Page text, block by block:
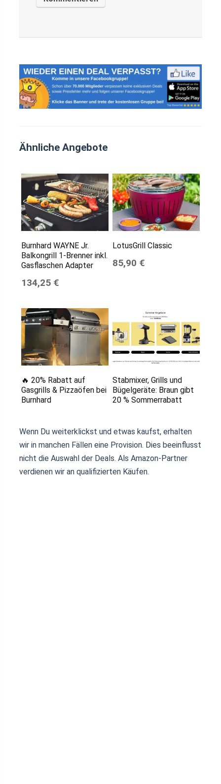
Ähnliche Angebote
Burnhard WAYNE Jr.
Balkongrill 1-Brenner inkl.
Gasflaschen Adapter
134,25 €
LotusGrill Classic
85,90 €
🔥 20% Rabatt auf
Gasgrills & Pizzaöfen bei
Burnhard
Stabmixer, Grills und
Bügelgeräte: Braun gibt
20 % Sommerrabatt
Wenn Du weiterklickst und etwas kaufst, erhalten
wir in manchen Fällen eine Provision. Dies beeinflusst
nicht die Auswahl der Deals. Als Amazon-Partner
verdienen wir an qualifizierten Käufen.